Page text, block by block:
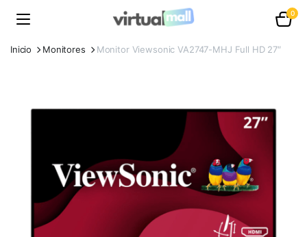
0
Inicio Monitores Monitor Viewsonic VA2747-MHJ Full HD 27″